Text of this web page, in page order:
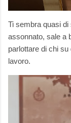
Ti sembra quasi di
assonnato, sale a
parlottare di chi
lavoro.